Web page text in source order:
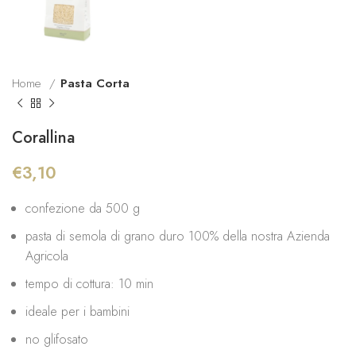
Home Pasta Corta
Corallina
€3,10
confezione da 500 g
pasta di semola di grano duro 100% della nostra Azienda
Agricola
tempo di cottura: 10 min
ideale per i bambini
no glifosato